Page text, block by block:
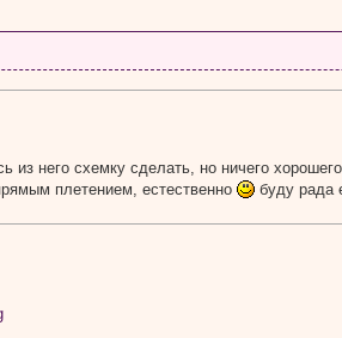
из него схемку сделать, но ничего
плетением, естественно
буду рада